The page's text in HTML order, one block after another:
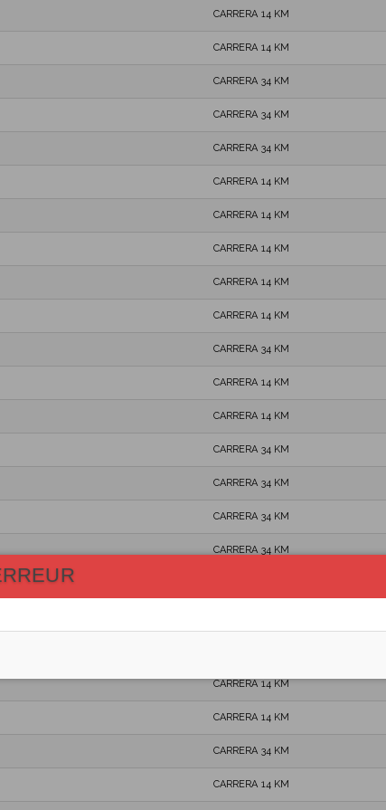
CARRERA 14 KM
CARRERA 14 KM
CARRERA 34 KM
CARRERA 34 KM
CARRERA 34 KM
CARRERA 14 KM
CARRERA 14 KM
CARRERA 14 KM
CARRERA 14 KM
CARRERA 14 KM
CARRERA 34 KM
CARRERA 14 KM
CARRERA 14 KM
CARRERA 34 KM
CARRERA 34 KM
CARRERA 34 KM
CARRERA 34 KM
CARRERA 14 KM
CARRERA 14 KM
CARRERA 34 KM
CARRERA 14 KM